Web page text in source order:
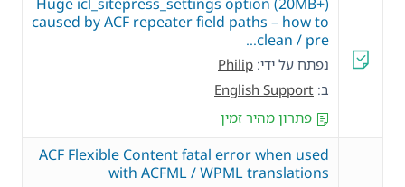
caused by ACF repeater field paths – how to
clean / pre…
נפתח על ידי: Philip
ב: English Support
פתרון מהיר זמין
ACF Flexible Content fatal error when used
with ACFML / WPML translations